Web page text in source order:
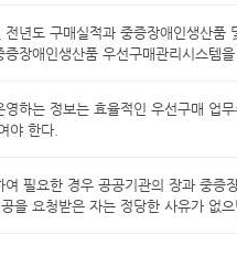
년도 구매실적과 중증장애인생산품
장애인생산품 우선구매관리시스템
하는 정보는 효율적인 우선구매 업
야 한다.
필요한 경우 공공기관의 장과 중증
을 요청받은 자는 정당한 사유가 없으